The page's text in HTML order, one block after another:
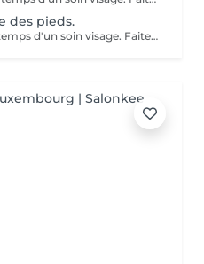
des pieds.
Massage des pieds pendant le temps d'un soin visage. Faites vous plaisir en rajoutant ce petit plus à votre soin visage pour une relaxation intense.